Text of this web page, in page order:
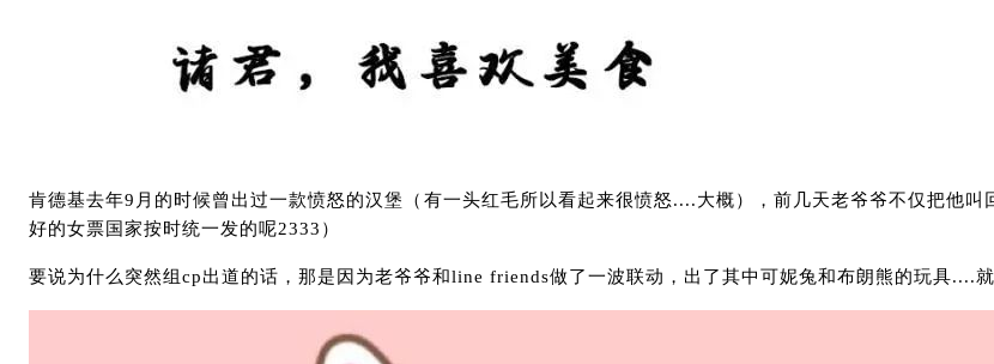
肯德基去年9月的时候曾出过一款愤怒的汉堡（有一头红毛所以看起来很愤怒....大概），前几天老爷爷不仅把他
好的女票国家按时统一发的呢2333）
要说为什么突然组cp出道的话，那是因为老爷爷和line friends做了一波联动，出了其中可妮兔和布朗熊的玩具....